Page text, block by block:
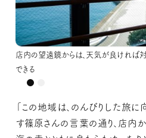
店内の望遠鏡からは、天気が良ければ
できる
店内の望遠鏡からは、天気が良ければ
できる
店内の望遠鏡からは、天気が良ければ
できる
店内の望遠鏡からは、天気が良ければ
できる
「この地域は、のんびりした旅
す篠原さんの言葉の通り、店内